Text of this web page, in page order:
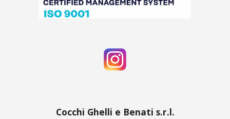
Cocchi Ghelli e Benati s.r.l.